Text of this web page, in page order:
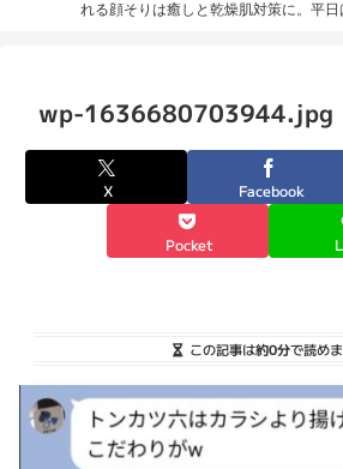
れる顔そりは癒しと乾燥肌対策に。平日
wp-1636680703944.jpg
X Facebook
Pocket
この記事は約0分で読めま